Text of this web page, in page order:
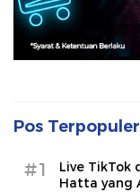
Pos Terpopuler
#1
Live TikTok
Hatta yang